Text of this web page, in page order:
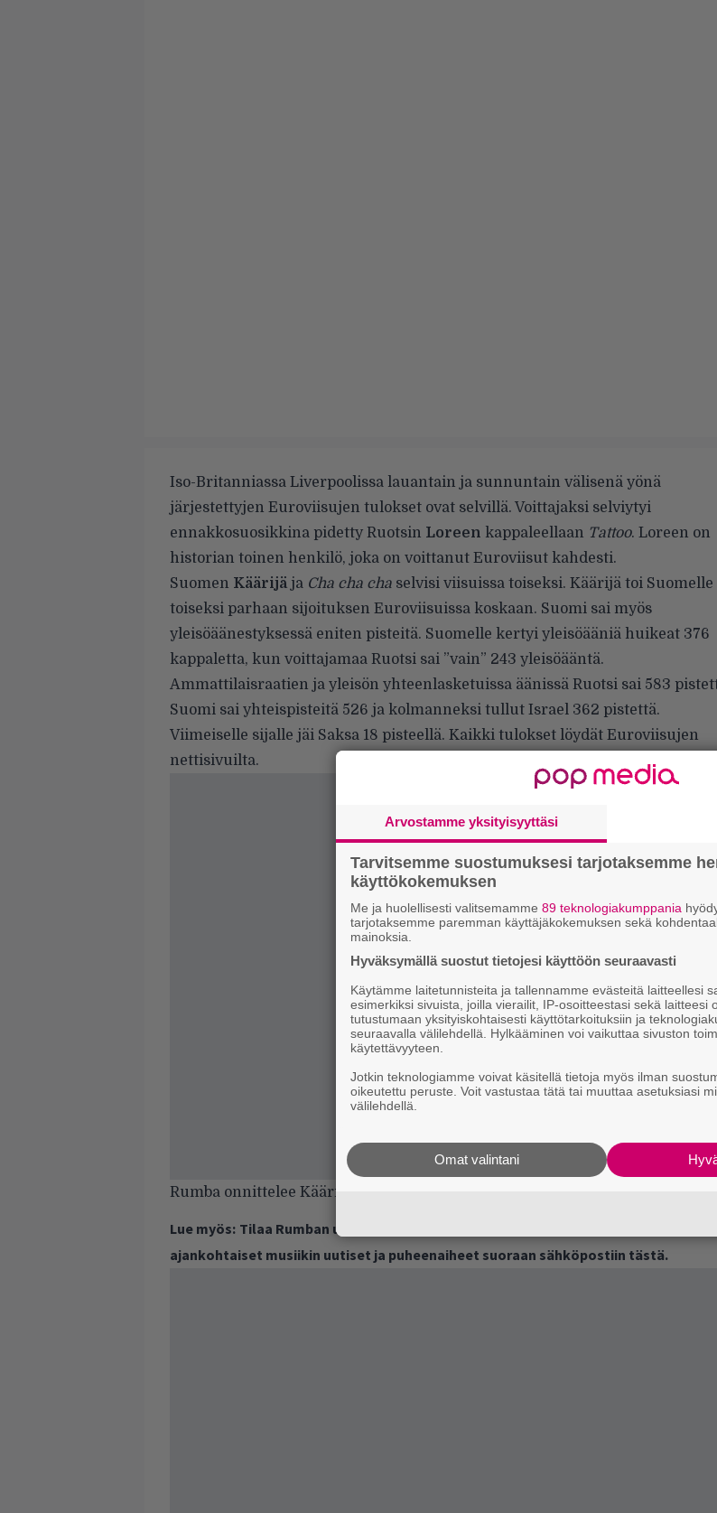
Iso-Britanniassa Liverpoolissa lauantain ja sunnuntain välisenä yönä
järjestettyjen Euroviisujen tulokset ovat selvillä. Voittajaksi selviytyi
ennakkosuosikkina pidetty Ruotsin Loreen kappaleellaan Tattoo. Loreen on
historian toinen henkilö, joka on voittanut Euroviisut kahdesti.
Suomen Käärijä ja Cha cha cha selvisi viisuissa toiseksi. Käärijä toi Suomelle
toiseksi parhaan sijoituksen Euroviisuissa koskaan. Suomi sai myös
yleisöäänestyksessä eniten pisteitä. Suomelle kertyi yleisöääniä huikeat 376
kappaletta, kun voittajamaa Ruotsi sai ”vain” 243 yleisöääntä.
Ammattilaisraatien ja yleisön yhteenlasketuissa äänissä Ruotsi sai 583
Suomi sai yhteispisteitä 526 ja kolmanneksi tullut Israel 362 pistettä.
Viimeiselle sijalle jäi Saksa 18 pisteellä. Kaikki tulokset löydät Euroviisujen
nettisivuilta.
Rumba onnittelee Käärijää upeasta sijoituksesta!
Lue myös: Tilaa Rumban uutiskirje ja tiedät mistä kahvitauolla puhutaan! Nappaa
ajankohtaiset musiikin uutiset ja puheenaiheet suoraan sähköpostiin tästä.
Arvostamme yksityisyyttäsi
Tarvitsemme suostumuksesi tarjotaksemme
käyttökokemuksen
Me ja huolellisesti valitsemamme 89 teknologiakumppania
tarjotaksemme paremman käyttäjäkokemuksen sekä
mainoksia.
Hyväksymällä suostut tietojesi käyttöön seuraavasti
Käytämme laitetunnisteita ja tallennamme evästeitä laitteellesi
esimerkiksi sivuista, joilla vierailit, IP-osoitteestasi sekä laitteesi
tutustumaan yksityiskohtaisesti käyttötarkoituksiin ja
seuraavalla välilehdellä. Hylkääminen voi vaikuttaa sivuston
käytettävyyteen.
Jotkin teknologiamme voivat käsitellä tietoja myös ilman
oikeutettu peruste. Voit vastustaa tätä tai muuttaa asetuksiasi
välilehdellä.
Omat valintani